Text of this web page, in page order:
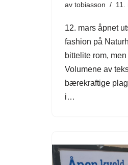
av tobiasson 11.
12. mars åpnet
fashion på
bittelite rom,
Volumene av
bærekraftige
i…